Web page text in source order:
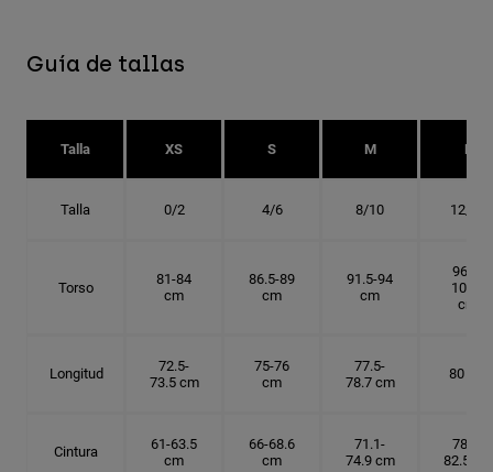
Guía de tallas
Talla XS S M L
Talla 0/2 4/6 8/10 12/14
Torso
81-84
cm
86.5-89
cm
91.5-94
cm
96.5-
101.5
cm
Longitud
72.5-
73.5 cm
75-76
cm
77.5-
78.7 cm
80 cm
Cintura
61-63.5
cm
66-68.6
cm
71.1-
74.9 cm
78.7-
82.5 cm